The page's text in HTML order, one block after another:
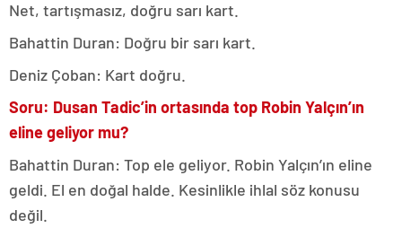
Net, tartışmasız, doğru sarı kart.
Bahattin Duran: Doğru bir sarı kart.
Deniz Çoban: Kart doğru.
Soru: Dusan Tadic’in ortasında top Robin Yalçın’ın
eline geliyor mu?
Bahattin Duran: Top ele geliyor. Robin Yalçın’ın eline
geldi. El en doğal halde. Kesinlikle ihlal söz konusu
değil.